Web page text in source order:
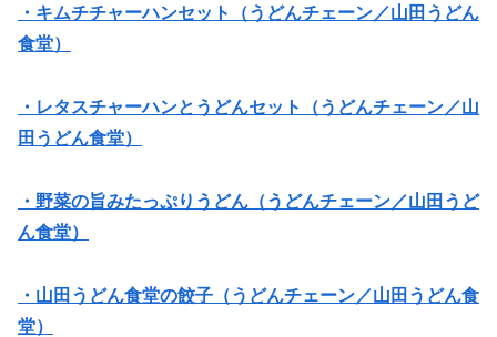
・キムチチャーハンセット（うどんチェーン／山田うどん
食堂）
・レタスチャーハンとうどんセット（うどんチェーン／山
田うどん食堂）
・野菜の旨みたっぷりうどん（うどんチェーン／山田うど
ん食堂）
・山田うどん食堂の餃子（うどんチェーン／山田うどん食
堂）